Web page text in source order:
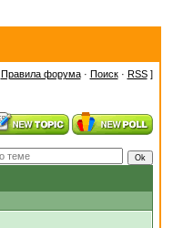
Правила форума· Поиск· RSS]